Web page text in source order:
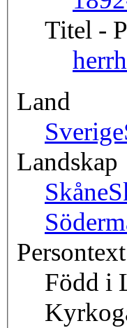
Titel -
herr
Land
Sverige
Landskap
Skåne
Persontext
Född i